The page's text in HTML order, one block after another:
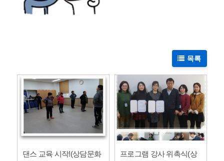
목록
댄스 교육 시작!(상담문화
프로그램 강사 위촉식(상